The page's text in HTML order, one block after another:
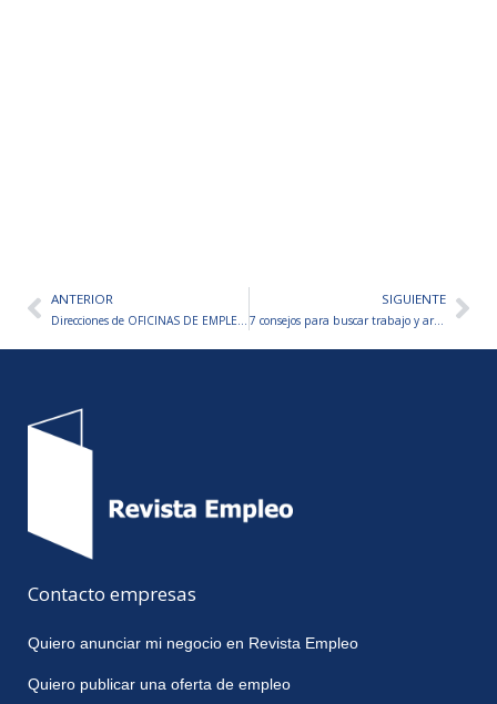
AntANTERIOR SIGUIENTE
7 consejos para buscar trabajo y armar tu CV
Contacto empresas
Quiero anunciar mi negocio en Revista Empleo
Quiero publicar una oferta de empleo